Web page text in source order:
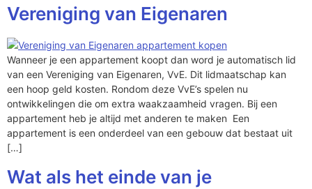
Vereniging van Eigenaren
Wanneer je een appartement koopt dan word je automatisch lid
van een Vereniging van Eigenaren, VvE. Dit lidmaatschap kan
een hoop geld kosten. Rondom deze VvE’s spelen nu
ontwikkelingen die om extra waakzaamheid vragen. Bij een
appartement heb je altijd met anderen te maken Een
appartement is een onderdeel van een gebouw dat bestaat uit
[…]
Wat als het einde van je